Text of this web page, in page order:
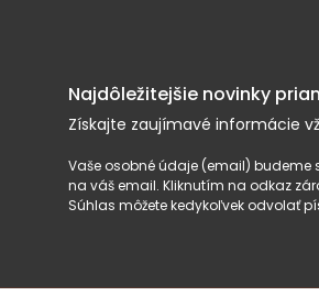
Najdôležitejšie novinky
Získajte zaujímavé informácie
Vaše osobné údaje (email)
na váš email. Kliknutím na odkaz
Súhlas môžete kedykoľvek odvolať